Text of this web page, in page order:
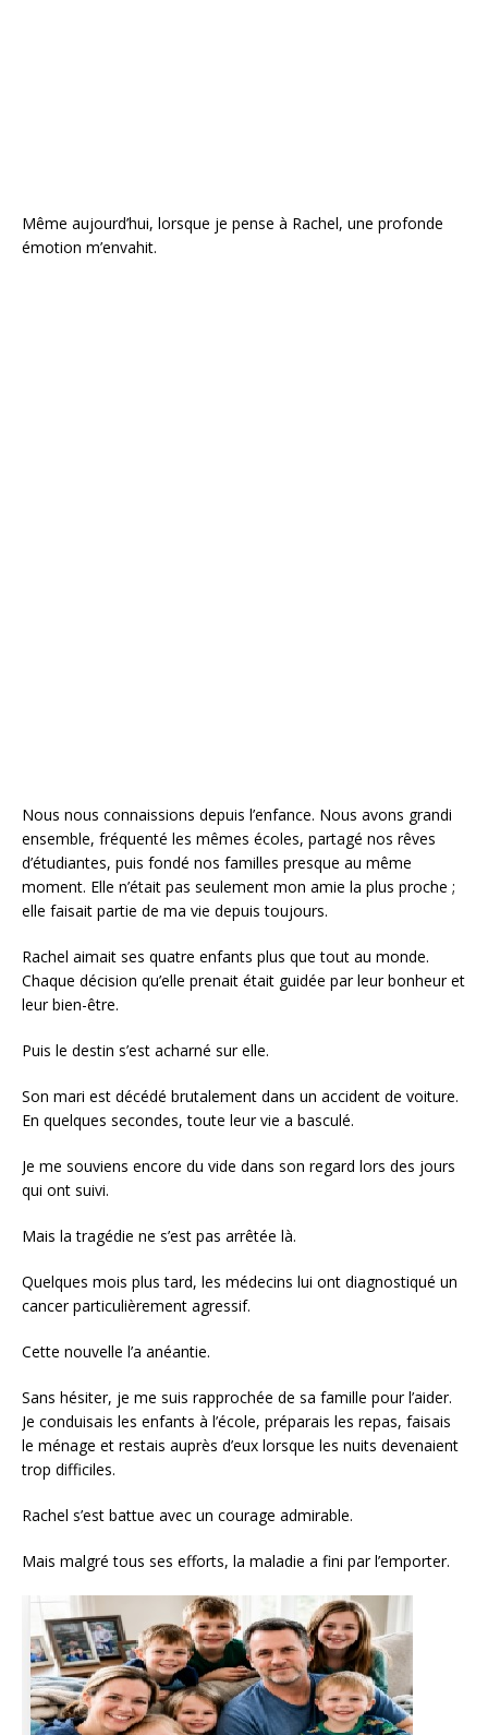
Même aujourd’hui, lorsque je pense à Rachel, une profonde
émotion m’envahit.
Nous nous connaissions depuis l’enfance. Nous avons grandi
ensemble, fréquenté les mêmes écoles, partagé nos rêves
d’étudiantes, puis fondé nos familles presque au même
moment. Elle n’était pas seulement mon amie la plus proche ;
elle faisait partie de ma vie depuis toujours.
Rachel aimait ses quatre enfants plus que tout au monde.
Chaque décision qu’elle prenait était guidée par leur bonheur et
leur bien-être.
Puis le destin s’est acharné sur elle.
Son mari est décédé brutalement dans un accident de voiture.
En quelques secondes, toute leur vie a basculé.
Je me souviens encore du vide dans son regard lors des jours
qui ont suivi.
Mais la tragédie ne s’est pas arrêtée là.
Quelques mois plus tard, les médecins lui ont diagnostiqué un
cancer particulièrement agressif.
Cette nouvelle l’a anéantie.
Sans hésiter, je me suis rapprochée de sa famille pour l’aider.
Je conduisais les enfants à l’école, préparais les repas, faisais
le ménage et restais auprès d’eux lorsque les nuits devenaient
trop difficiles.
Rachel s’est battue avec un courage admirable.
Mais malgré tous ses efforts, la maladie a fini par l’emporter.